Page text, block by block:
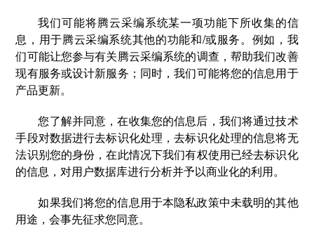
我们可能将腾云采编系统某一项功能下所收集的信
息，用于腾云采编系统其他的功能和/或服务。例如，我
们可能让您参与有关腾云采编系统的调查，帮助我们改善
现有服务或设计新服务；同时，我们可能将您的信息用于
产品更新。
您了解并同意，在收集您的信息后，我们将通过技术
手段对数据进行去标识化处理，去标识化处理的信息将无
法识别您的身份，在此情况下我们有权使用已经去标识化
的信息，对用户数据库进行分析并予以商业化的利用。
如果我们将您的信息用于本隐私政策中未载明的其他
用途，会事先征求您同意。